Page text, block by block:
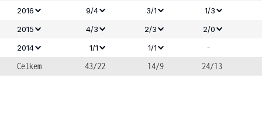
2016
9/4 3/1 1/3
2015
4/3 2/3
2/0
2014
1/1 1/1
-
Celkem
43/22 14/9 24/13